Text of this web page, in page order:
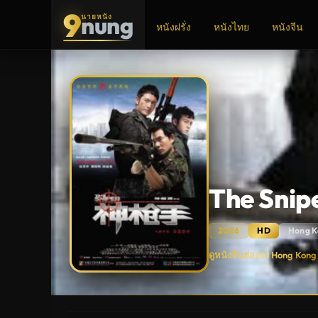
9นายหนัง
nung หนังฝรั่ง หนังไทย หนังจีน
ADS
The
2026 HD Hong
The
Sniper
เจาะ
ดูหนังจีนฮ่องกง Hong Kong